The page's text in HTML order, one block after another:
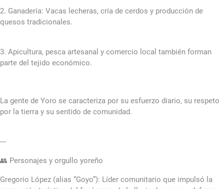
2. Ganadería: Vacas lecheras, cría de cerdos y producción de
quesos tradicionales.
3. Apicultura, pesca artesanal y comercio local también forman
parte del tejido económico.
La gente de Yoro se caracteriza por su esfuerzo diario, su respeto
por la tierra y su sentido de comunidad.
---
👥 Personajes y orgullo yoreño
Gregorio López (alias “Goyo”): Líder comunitario que impulsó la